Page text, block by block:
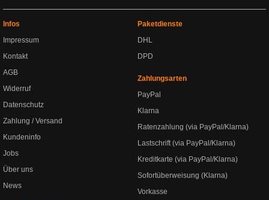
Infos
Impressum
Kontakt
AGB
Widerruf
Datenschutz
Zahlung / Versand
Kundeninfo
Jobs
Über uns
News
Paketdienste
DHL
DPD
Zahlungsarten
PayPal
Klarna
Ratenzahlung (via PayPal/Klarna)
Lastschrift (via PayPal/Klarna)
Kreditkarte (via PayPal/Klarna)
Sofortüberweisung (Klarna)
Vorkasse